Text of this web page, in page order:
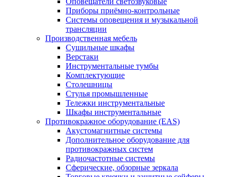
Приборы приёмно-контрольные
Системы оповещения и музыкальной
трансляции
Производственная мебель
Cушильные шкафы
Верстаки
Инструментальные тумбы
Комплектующие
Столешницы
Стулья промышленные
Тележки инструментальные
Шкафы инструментальные
Противокражное оборудование (EAS)
Акустомагнитные системы
Дополнительное оборудование для
противокражных систем
Радиочастотные системы
Сферические, обзорные зеркала